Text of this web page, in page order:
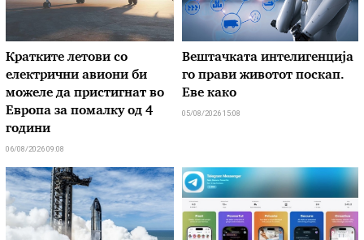
Кратките летови со
електрични авиони би
можеле да пристигнат во
Европа за помалку од 4
години
06/08/2026 09:08
Вештачката интелигенција
го прави животот поскап.
Еве како
05/08/2026 15:08